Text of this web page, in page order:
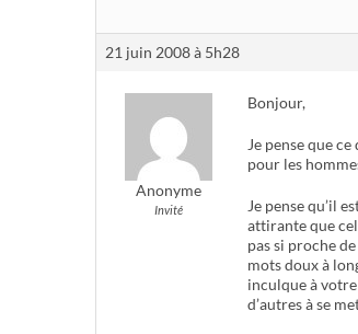
21 juin 2008 à 5h28
Anonyme
Invité
Bonjour,
Je pense que
pour les
Je pense qu’il
attirante que
pas si proche
mots doux à
inculque à
d’autres à se